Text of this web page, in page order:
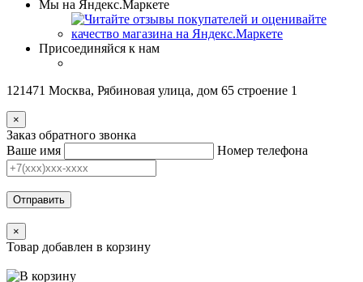
Мы на Яндекс.Маркете
Присоединяйся к нам
121471 Москва, Рябиновая улица, дом 65 строение 1
×
Заказ обратного звонка
Ваше имя
Номер телефона
Отправить
×
Товар добавлен в корзину